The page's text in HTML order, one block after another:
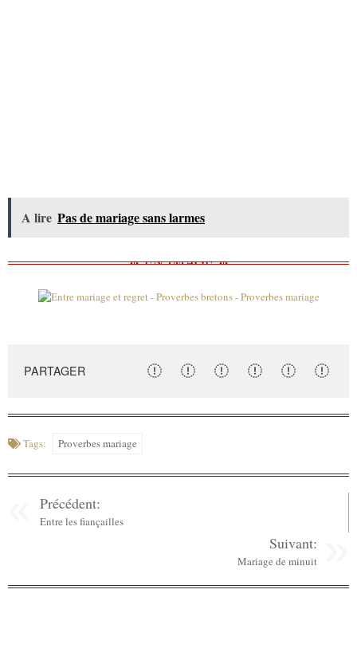
A lire Pas de mariage sans larmes
PARTAGER
Tags: Proverbes mariage
Précédent:
Entre les fiançailles
Suivant:
Mariage de minuit